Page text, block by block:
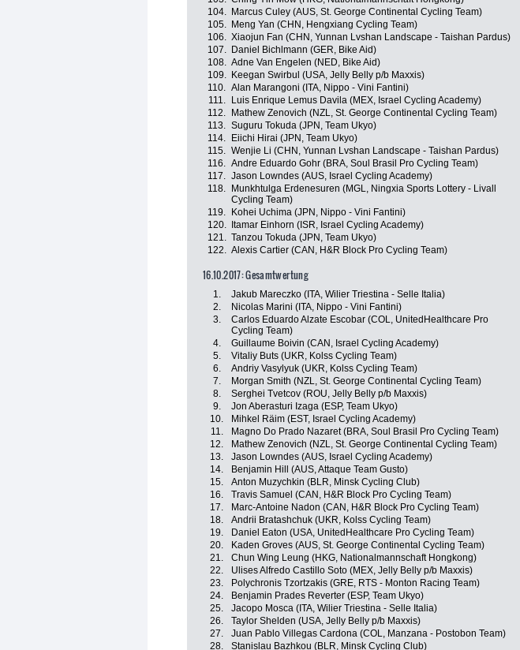
104.
Marcus Culey (AUS, St. George Continental Cycling Team)
105.
Meng Yan (CHN, Hengxiang Cycling Team)
106. Xiaojun Fan (CHN, Yunnan Lvshan Landscape - Taishan Pardus)
107.
Daniel Bichlmann (GER, Bike Aid)
108. Adne Van Engelen (NED, Bike Aid)
109.
Keegan Swirbul (USA, Jelly Belly p/b Maxxis)
110. Alan Marangoni (ITA, Nippo - Vini Fantini)
111.
Luis Enrique Lemus Davila (MEX, Israel Cycling Academy)
112.
Mathew Zenovich (NZL, St. George Continental Cycling Team)
113. Suguru Tokuda (JPN, Team Ukyo)
114.
Eiichi Hirai (JPN, Team Ukyo)
115. Wenjie Li (CHN, Yunnan Lvshan Landscape - Taishan Pardus)
116. Andre Eduardo Gohr (BRA, Soul Brasil Pro Cycling Team)
117. Jason Lowndes (AUS, Israel Cycling Academy)
118.
Munkhtulga Erdenesuren (MGL, Ningxia Sports Lottery - Livall
Cycling Team)
119. Kohei Uchima (JPN, Nippo - Vini Fantini)
120.
Itamar Einhorn (ISR, Israel Cycling Academy)
121. Tanzou Tokuda (JPN, Team Ukyo)
122. Alexis Cartier (CAN, H&R Block Pro Cycling Team)
16.10.2017: Gesamtwertung
1. Jakub Mareczko (ITA, Wilier Triestina - Selle Italia)
2.
Nicolas Marini (ITA, Nippo - Vini Fantini)
3.
Carlos Eduardo Alzate Escobar (COL, UnitedHealthcare Pro
Cycling Team)
4. Guillaume Boivin (CAN, Israel Cycling Academy)
5.
Vitaliy Buts (UKR, Kolss Cycling Team)
6.
Andriy Vasylyuk (UKR, Kolss Cycling Team)
7.
Morgan Smith (NZL, St. George Continental Cycling Team)
8.
Serghei Tvetcov (ROU, Jelly Belly p/b Maxxis)
9.
Jon Aberasturi Izaga (ESP, Team Ukyo)
10.
Mihkel Räim (EST, Israel Cycling Academy)
11.
Magno Do Prado Nazaret (BRA, Soul Brasil Pro Cycling Team)
12.
Mathew Zenovich (NZL, St. George Continental Cycling Team)
13.
Jason Lowndes (AUS, Israel Cycling Academy)
14.
Benjamin Hill (AUS, Attaque Team Gusto)
15.
Anton Muzychkin (BLR, Minsk Cycling Club)
16.
Travis Samuel (CAN, H&R Block Pro Cycling Team)
17.
Marc-Antoine Nadon (CAN, H&R Block Pro Cycling Team)
18.
Andrii Bratashchuk (UKR, Kolss Cycling Team)
19.
Daniel Eaton (USA, UnitedHealthcare Pro Cycling Team)
20.
Kaden Groves (AUS, St. George Continental Cycling Team)
21.
Chun Wing Leung (HKG, Nationalmannschaft Hongkong)
22.
Ulises Alfredo Castillo Soto (MEX, Jelly Belly p/b Maxxis)
23.
Polychronis Tzortzakis (GRE, RTS - Monton Racing Team)
24.
Benjamin Prades Reverter (ESP, Team Ukyo)
25.
Jacopo Mosca (ITA, Wilier Triestina - Selle Italia)
26.
Taylor Shelden (USA, Jelly Belly p/b Maxxis)
27.
Juan Pablo Villegas Cardona (COL, Manzana - Postobon Team)
28.
Stanislau Bazhkou (BLR, Minsk Cycling Club)